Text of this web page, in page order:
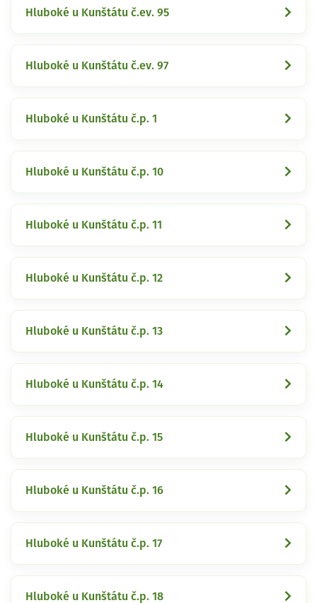
Hluboké u Kunštátu č.ev. 95
Hluboké u Kunštátu č.ev. 97
Hluboké u Kunštátu č.p. 1
Hluboké u Kunštátu č.p. 10
Hluboké u Kunštátu č.p. 11
Hluboké u Kunštátu č.p. 12
Hluboké u Kunštátu č.p. 13
Hluboké u Kunštátu č.p. 14
Hluboké u Kunštátu č.p. 15
Hluboké u Kunštátu č.p. 16
Hluboké u Kunštátu č.p. 17
Hluboké u Kunštátu č.p. 18